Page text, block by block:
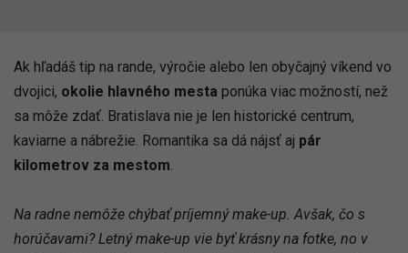
Ak hľadáš tip na rande, výročie alebo len obyčajný víkend vo
dvojici, okolie hlavného mesta ponúka viac možností, než
sa môže zdať. Bratislava nie je len historické centrum,
kaviarne a nábrežie. Romantika sa dá nájsť aj pár
kilometrov za mestom
Na radne nemôže chýbať príjemný make-up. Avšak, čo s
horúčavami? Letný make-up vie byť krásny na fotke, no v